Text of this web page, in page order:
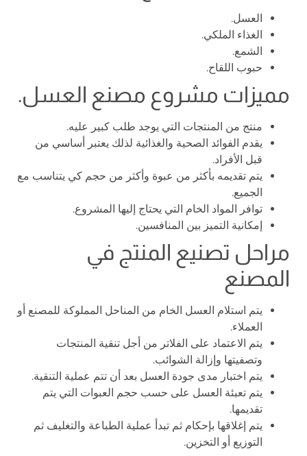
العسل.
الغذاء الملكي.
الشمع.
حبوب اللقاح.
مميزات مشروع مصنع العسل.
منتج من المنتجات التي يوجد طلب كبير عليه.
يقدم الفوائد الصحية والغذائية لذلك يعتبر أساسي من
قبل الأفراد.
يتم تقديمه بأكثر من عبوة وأكثر من حجم كي يتناسب مع
الجميع.
توافر المواد الخام التي يحتاج إليها المشروع.
إمكانية التميز بين المنافسين.
مراحل تصنيع المنتج في
المصنع
يتم استلام العسل الخام من المناحل المملوكة للمصنع أو
العملاء.
يتم الاعتماد على الفلاتر من أجل تنقية المنتجات
وتصفيتها وإزالة الشوائب.
يتم اختبار مدى جودة العسل بعد أن تتم عملية التنقية.
يتم تعبئة العسل على حسب حجم العبوات التي يتم
تقديمها.
يتم إغلاقها بإحكام ثم تبدأ عملية الطباعة والتغليف ثم
التوزيع أو التخزين.